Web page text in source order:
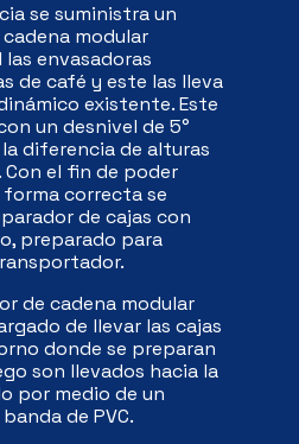
se suministra un
modular
envasadoras
de café y este las lleva
existente. Este
un desnivel de 5°
diferencia de alturas
el fin de poder
forma correcta se
de cajas con
preparado para
de cadena modular
de llevar las cajas
donde se preparan
son llevados hacia la
por medio de un
de PVC.